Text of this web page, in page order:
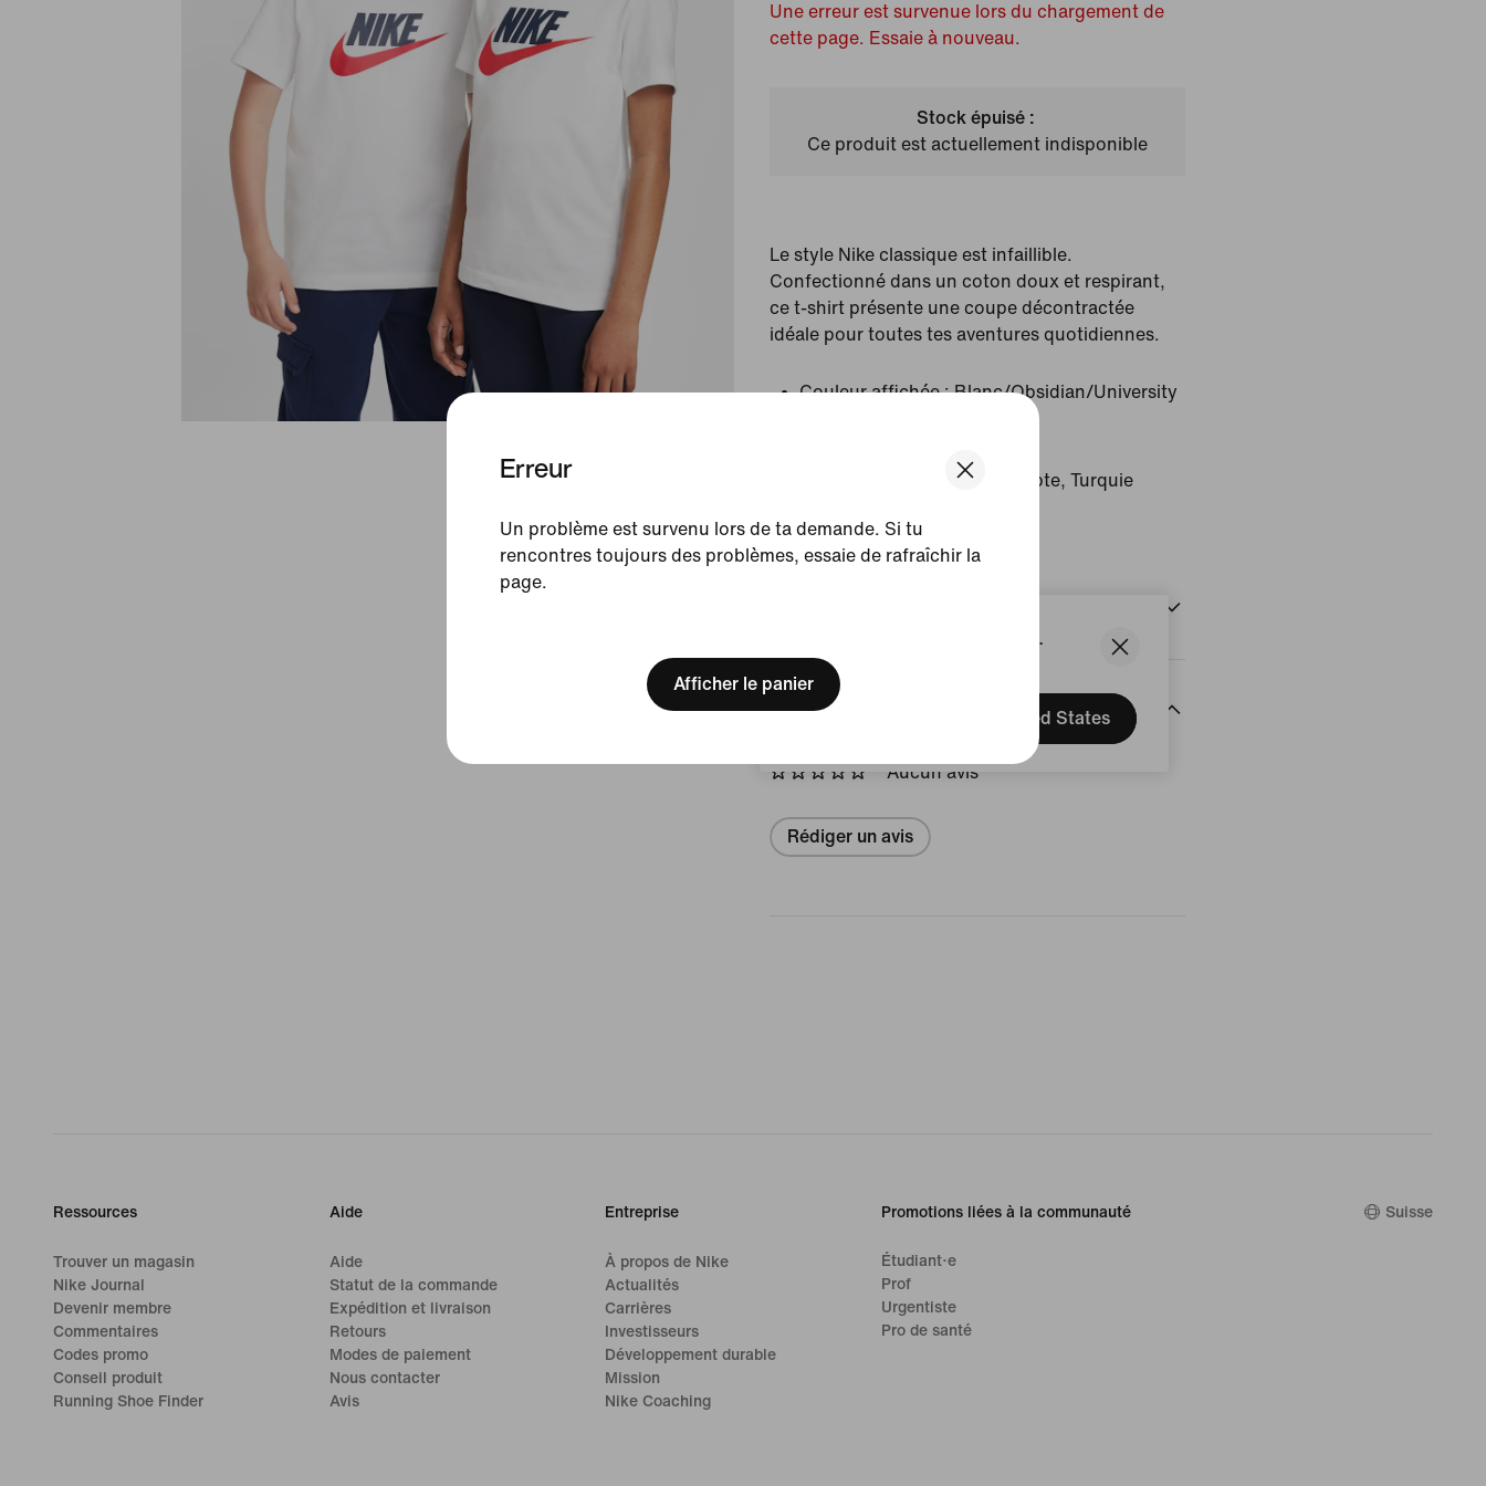
We think you are in United States.
Update your location?
United States
Erreur
Un problème est survenu lors de ta demande. Si tu
rencontres toujours des problèmes, essaie de rafraîchir la
page.
Afficher le panier
Une erreur est survenue lors du chargement de
cette page. Essaie à nouveau.
Stock épuisé :
Ce produit est actuellement indisponible
Le style Nike classique est infaillible.
Confectionné dans un coton doux et respirant,
ce t-shirt présente une coupe décontractée
idéale pour toutes tes aventures quotidiennes.
Couleur affichée : Blanc/Obsidian/University
Pays/Région d'origine : Égypte, Turquie
Afficher les détails du produit
Avis (erreur)
Aucun avis
Rédiger un avis
Ressources
Trouver un magasin
Nike Journal
Devenir membre
Commentaires
Codes promo
Conseil produit
Running Shoe Finder
Aide
Aide
Statut de la commande
Expédition et livraison
Retours
Modes de paiement
Nous contacter
Avis
Entreprise
À propos de Nike
Actualités
Carrières
Investisseurs
Développement durable
Mission
Nike Coaching
Promotions liées à la communauté
Étudiant·e
Prof
Urgentiste
Pro de santé
Suisse